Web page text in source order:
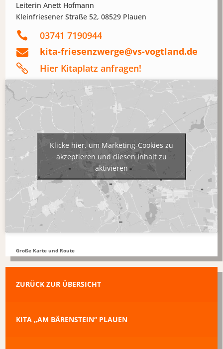
Leiterin Anett Hofmann
Kleinfriesener Straße 52, 08529 Plauen

03741 7190944

kita-friesenzwerge@vs-vogtland.de
 Hier Kitaplatz anfragen!
Klicke hier, um Marketing-Cookies zu
akzeptieren und diesen Inhalt zu
aktivieren
Große Karte und Route
ZURÜCK ZUR ÜBERSICHT
KITA „AM BÄRENSTEIN“ PLAUEN